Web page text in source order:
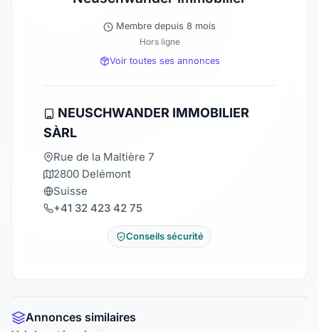
Membre depuis 8 mois
Hors ligne
Voir toutes ses annonces
NEUSCHWANDER IMMOBILIER
SÀRL
Rue de la Maltière 7
2800 Delémont
Suisse
+41 32 423 42 75
Conseils sécurité
Annonces similaires